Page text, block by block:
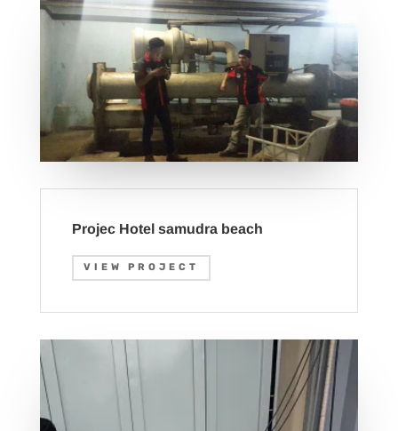
Projec Hotel samudra beach
VIEW PROJECT